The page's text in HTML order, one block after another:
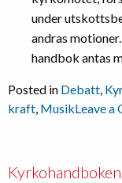
under
andras
handbok antas
Posted in Debatt,
kraft, MusikLeave a